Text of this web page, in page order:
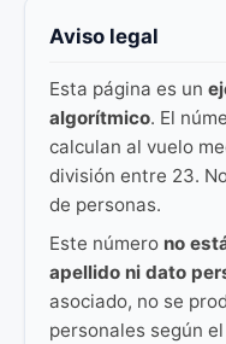
Aviso legal
Esta página es un
algorítmico. El
calculan al vuelo
división entre 23.
de personas.
Este número no
apellido ni dato
asociado, no se
personales según